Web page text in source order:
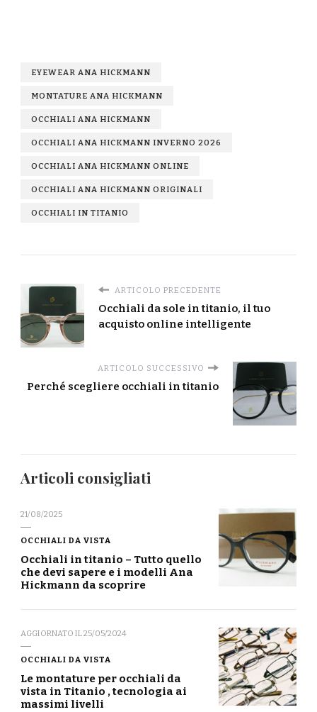
EYEWEAR ANA HICKMANN
MONTATURE ANA HICKMANN
OCCHIALI ANA HICKMANN
OCCHIALI ANA HICKMANN INVERNO 2026
OCCHIALI ANA HICKMANN ONLINE
OCCHIALI ANA HICKMANN ORIGINALI
OCCHIALI IN TITANIO
ARTICOLO PRECEDENTE
Occhiali da sole in titanio, il tuo
acquisto online intelligente
ARTICOLO SUCCESSIVO
Perché scegliere occhiali in titanio
Articoli consigliati
21/08/2025
OCCHIALI DA VISTA
Occhiali in titanio – Tutto quello
che devi sapere e i modelli Ana
Hickmann da scoprire
AGGIORNATO IL25/05/2024
OCCHIALI DA VISTA
Le montature per occhiali da
vista in Titanio , tecnologia ai
massimi livelli